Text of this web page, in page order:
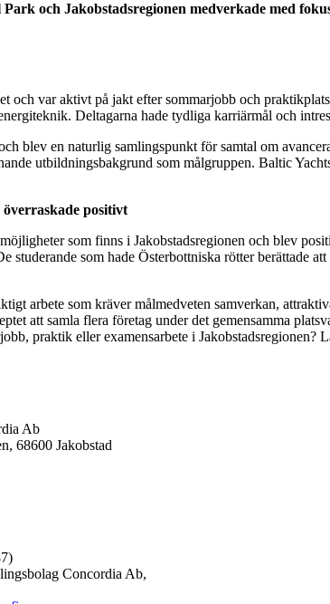
och Jakobstadsregionen medverkade med
och var aktivt på jakt efter sommarjobb och
Deltagarna hade tydliga karriärmål och
blev en naturlig samlingspunkt för samtal om
utbildningsbakgrund som målgruppen. Baltic
positivt
som finns i Jakobstadsregionen och blev
studerande som hade Österbottniska rötter berättade
arbete som kräver målmedveten samverkan,
att samla flera företag under det gemensamma
praktik eller examensarbete i Jakobstadsregionen?
Ab
68600 Jakobstad
Concordia Ab,